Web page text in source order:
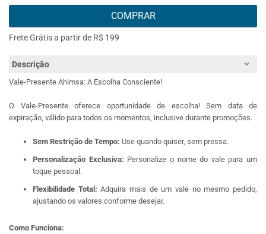
COMPRAR
Frete Grátis a partir de R$ 199
Descrição
Vale-Presente Ahimsa: A Escolha Consciente!
O Vale-Presente oferece oportunidade de escolha! Sem data de
expiração, válido para todos os momentos, inclusive durante promoções.
Sem Restrição de Tempo: Use quando quiser, sem pressa.
Personalização Exclusiva: Personalize o nome do vale para um
toque pessoal.
Flexibilidade Total: Adquira mais de um vale no mesmo pedido,
ajustando os valores conforme desejar.
Como Funciona: